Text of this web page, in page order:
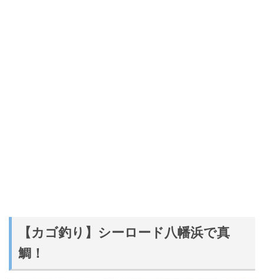
【カゴ釣り】シーロード八幡浜で真
鯛！